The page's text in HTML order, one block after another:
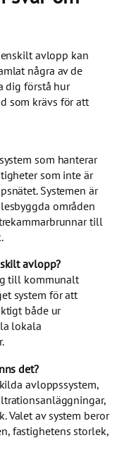
avlopp kan
några av de
dig förstå hur
som krävs för att
som hanterar
som inte är
Systemen är
områden
till
avlopp?
till kommunalt
system för att
både ur
lokala
det?
avloppssystem,
Valet av system beror
fastighetens storlek,